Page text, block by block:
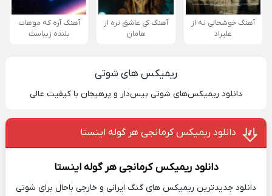
آهنگ خوشحالی نه از
علیراد
آهنگ کی عاشق تره از
هامان
آهنگ آره که موهات
بلنده زیباست
ریمیکس های شوتی
دانلود ریمیکس‌های شوتی بیس‌دار و پرهیجان با کیفیت عالی
دانلود ریمیکس کرمانجی هر گوله اینستا
دانلود ریمیکس کرمانجی هر گوله اینستا
دانلود جدیدترین ریمیکس های گنگ ایرانی و خارجی باحال برای شوتی